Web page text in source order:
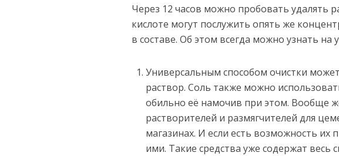
Через 12 часов можно пробовать удалять
кислоте могут послужить опять же
в составе. Об этом всегда можно узнать на
Универсальным способом очистки
раствор. Соль также можно
обильно её намочив при этом. Вообще
растворителей и размягчителей для
магазинах. И если есть возможность их
ими. Такие средства уже содержат весь